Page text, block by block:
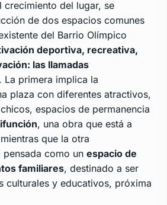
crecimiento del lugar, se
de dos espacios comunes
del Barrio Olímpico
deportiva, recreativa,
las llamadas
. La primera implica la
plaza con diferentes atractivos,
espacios de permanencia
, una obra que está a
que la otra
pensada como un espacio de
familiares, destinado a ser
culturales y educativos, próxima